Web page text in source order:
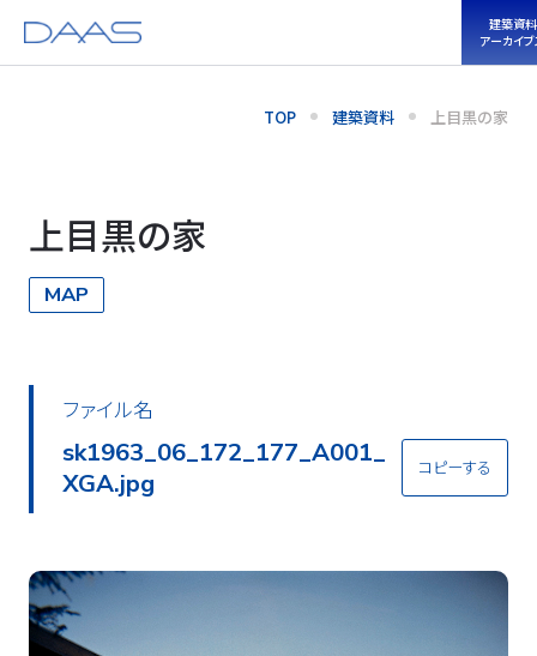
建築資料
アーカイ
TOP 建築資料 上目黒の家
上目黒の家
MAP
ファイル名
sk1963_06_172_177_A001_
XGA.jpg
コピーする